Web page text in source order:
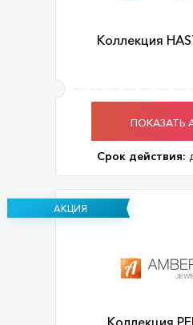
Коллекция
ПОКАЗАТЬ
Срок действия:
АКЦИЯ